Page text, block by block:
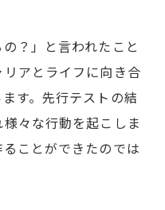
？」と言われたこと
アとライフに向き合
す。先行テストの結
々な行動を起こしま
ことができたのでは